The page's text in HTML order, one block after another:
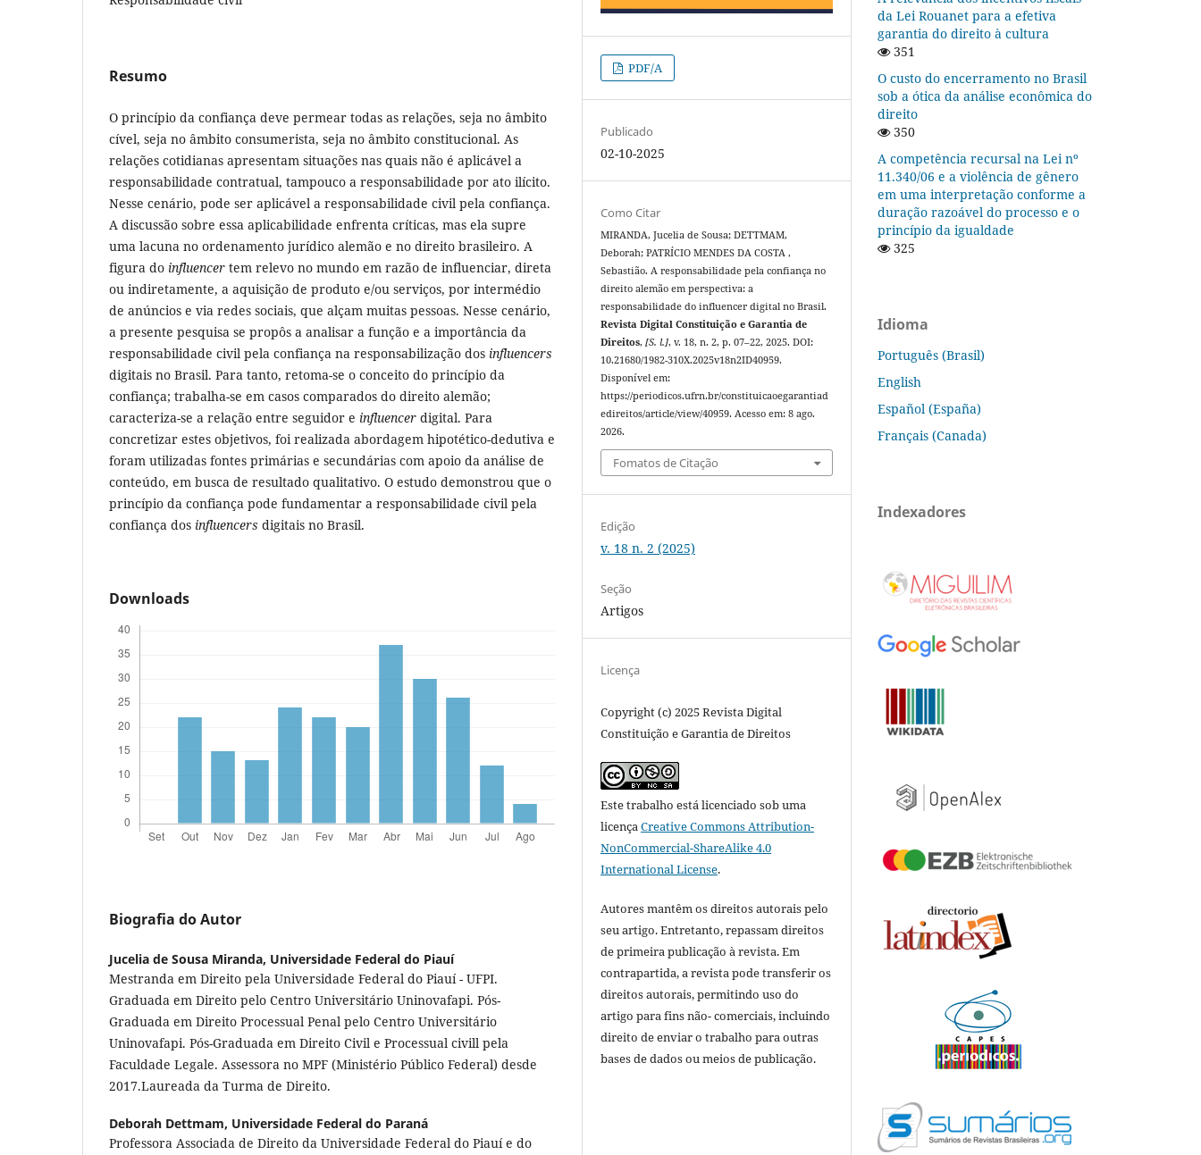
Resumo
O princípio da confiança deve permear todas as relações, seja no âmbito
cível, seja no âmbito consumerista, seja no âmbito constitucional. As
relações cotidianas apresentam situações nas quais não é aplicável a
responsabilidade contratual, tampouco a responsabilidade por ato ilícito.
Nesse cenário, pode ser aplicável a responsabilidade civil pela confiança.
A discussão sobre essa aplicabilidade enfrenta críticas, mas ela supre
uma lacuna no ordenamento jurídico alemão e no direito brasileiro. A
figura do influencer tem relevo no mundo em razão de influenciar, direta
ou indiretamente, a aquisição de produto e/ou serviços, por intermédio
de anúncios e via redes sociais, que alçam muitas pessoas. Nesse cenário,
a presente pesquisa se propôs a analisar a função e a importância da
responsabilidade civil pela confiança na responsabilização dos influencers
digitais no Brasil. Para tanto, retoma-se o conceito do princípio da
confiança; trabalha-se em casos comparados do direito alemão;
caracteriza-se a relação entre seguidor e influencer digital. Para
concretizar estes objetivos, foi realizada abordagem hipotético-dedutiva e
foram utilizadas fontes primárias e secundárias com apoio da análise de
conteúdo, em busca de resultado qualitativo. O estudo demonstrou que o
princípio da confiança pode fundamentar a responsabilidade civil pela
confiança dos influencers digitais no Brasil.
Downloads
Biografia do Autor
Jucelia de Sousa Miranda, Universidade Federal do Piauí
Mestranda em Direito pela Universidade Federal do Piauí - UFPI.
Graduada em Direito pelo Centro Universitário Uninovafapi. Pós-
Graduada em Direito Processual Penal pelo Centro Universitário
Uninovafapi. Pós-Graduada em Direito Civil e Processual civill pela
Faculdade Legale. Assessora no MPF (Ministério Público Federal) desde
2017.Laureada da Turma de Direito.
Deborah Dettmam, Universidade Federal do Paraná
Professora Associada de Direito da Universidade Federal do Piauí e do
PDF/A
Publicado
02-10-2025
Como Citar
MIRANDA, Jucelia de Sousa; DETTMAM,
Deborah; PATRÍCIO MENDES DA COSTA ,
Sebastião. A responsabilidade pela confiança no
direito alemão em perspectiva: a
responsabilidade do influencer digital no Brasil.
Revista Digital Constituição e Garantia de
Direitos,[S. l.], v. 18, n. 2, p. 07–22, 2025. DOI:
10.21680/1982-310X.2025v18n2ID40959.
Disponível em:
https://periodicos.ufrn.br/constituicaoegarantiad
edireitos/article/view/40959. Acesso em: 8 ago.
2026.
Fomatos de Citação
Edição
v. 18 n. 2 (2025)
Seção
Artigos
Licença
Copyright (c) 2025 Revista Digital
Constituição e Garantia de Direitos
Este trabalho está licenciado sob uma
licençaCreative Commons Attribution-
NonCommercial-ShareAlike 4.0
International License.
Autores mantêm os direitos autorais pelo
seu artigo. Entretanto, repassam direitos
de primeira publicação à revista. Em
contrapartida, a revista pode transferir os
direitos autorais, permitindo uso do
artigo para fins não- comerciais, incluindo
direito de enviar o trabalho para outras
bases de dados ou meios de publicação.
da Lei Rouanet para a efetiva
garantia do direito à cultura
351
O custo do encerramento no Brasil
sob a ótica da análise econômica do
direito
350
A competência recursal na Lei nº
11.340/06 e a violência de gênero
em uma interpretação conforme a
duração razoável do processo e o
princípio da igualdade
325
Idioma
Português (Brasil)
English
Español (España)
Français (Canada)
Indexadores